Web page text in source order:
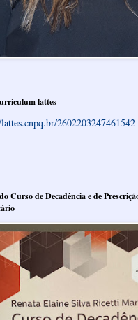
lattes
2602203247461542
Curso de Decadência e de